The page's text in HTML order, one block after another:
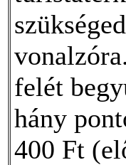
felét
hány
400 Ft